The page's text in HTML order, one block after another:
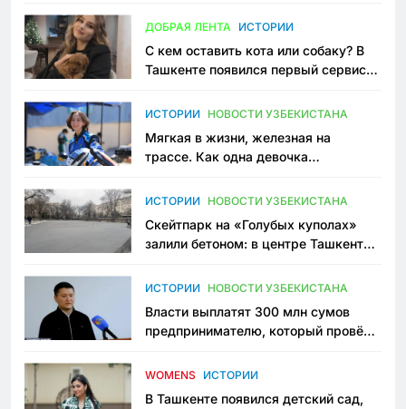
ДОБРАЯ ЛЕНТА ИСТОРИИ
С кем оставить кота или собаку? В
Ташкенте появился первый сервис
ИСТОРИИ НОВОСТИ УЗБЕКИСТАНА
Мягкая в жизни, железная на
трассе. Как одна девочка
Узбекистане
ИСТОРИИ НОВОСТИ УЗБЕКИСТАНА
Скейтпарк на «Голубых куполах»
залили бетоном: в центре Ташкента
пространство
ИСТОРИИ НОВОСТИ УЗБЕКИСТАНА
Власти выплатят 300 млн сумов
предпринимателю, который провёл
приговору
WOMENS ИСТОРИИ
В Ташкенте появился детский сад,